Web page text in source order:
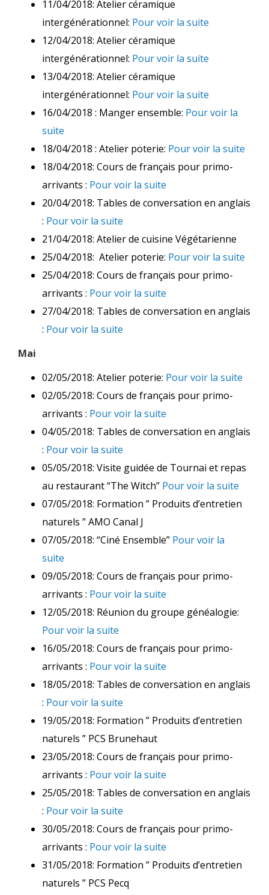
11/04/2018: Atelier céramique
intergénérationnel: Pour voir la suite
12/04/2018: Atelier céramique
intergénérationnel: Pour voir la suite
13/04/2018: Atelier céramique
intergénérationnel: Pour voir la suite
16/04/2018 : Manger ensemble: Pour voir la
suite
18/04/2018 : Atelier poterie: Pour voir la suite
18/04/2018: Cours de français pour primo-
arrivants : Pour voir la suite
20/04/2018: Tables de conversation en anglais
: Pour voir la suite
21/04/2018: Atelier de cuisine Végétarienne
25/04/2018: Atelier poterie: Pour voir la suite
25/04/2018: Cours de français pour primo-
arrivants : Pour voir la suite
27/04/2018: Tables de conversation en anglais
: Pour voir la suite
Mai
02/05/2018: Atelier poterie: Pour voir la suite
02/05/2018: Cours de français pour primo-
arrivants : Pour voir la suite
04/05/2018: Tables de conversation en anglais
: Pour voir la suite
05/05/2018: Visite guidée de Tournai et repas
au restaurant “The Witch” Pour voir la suite
07/05/2018: Formation ” Produits d’entretien
naturels ” AMO Canal J
07/05/2018: “Ciné Ensemble” Pour voir la
suite
09/05/2018: Cours de français pour primo-
arrivants : Pour voir la suite
12/05/2018: Réunion du groupe généalogie:
Pour voir la suite
16/05/2018: Cours de français pour primo-
arrivants : Pour voir la suite
18/05/2018: Tables de conversation en anglais
: Pour voir la suite
19/05/2018: Formation ” Produits d’entretien
naturels ” PCS Brunehaut
23/05/2018: Cours de français pour primo-
arrivants : Pour voir la suite
25/05/2018: Tables de conversation en anglais
: Pour voir la suite
30/05/2018: Cours de français pour primo-
arrivants : Pour voir la suite
31/05/2018: Formation ” Produits d’entretien
naturels ” PCS Pecq